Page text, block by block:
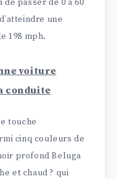
passer de 0 à 60
une
198 mph.
voiture
conduite
touche
cinq couleurs de
profond Beluga
et chaud ? qui